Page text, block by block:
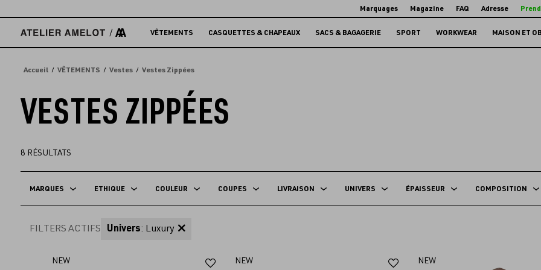
directement
contenu
Marquages Magazine FAQ Adresse
VÊTEMENTS CASQUETTES & CHAPEAUX SACS & BAGAGERIE SPORT WORKWEAR MAISON ET
Accueil VÊTEMENTS Vestes Vestes Zippées
VESTES ZIPPÉES
8 RÉSULTATS
MARQUES ETHIQUE COULEUR COUPES LIVRAISON UNIVERS ÉPAISSEUR COMPOSITION
FILTERS ACTIFS Univers: Luxury
NEW
Ajouter
NEW
Ajouter
NEW